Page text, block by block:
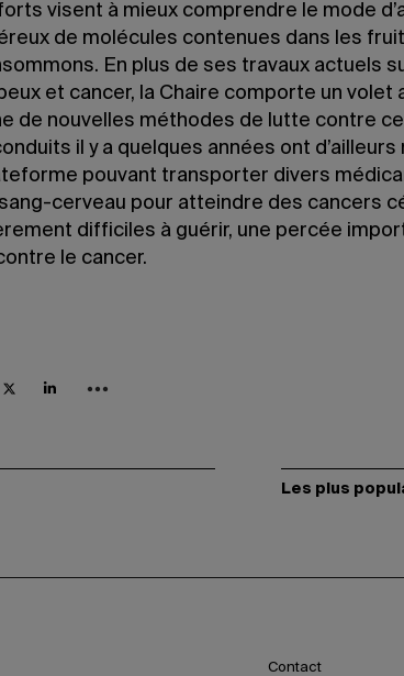
visent à mieux comprendre le mode
de molécules contenues dans les
En plus de ses travaux actuels
et cancer, la Chaire comporte un volet
de nouvelles méthodes de lutte contre
il y a quelques années ont
pouvant transporter divers
cerveau pour atteindre des cancers
difficiles à guérir, une percée
le cancer.
Les plus
Contact